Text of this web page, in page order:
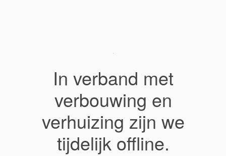
In verband met
verbouwing en
verhuizing zijn we
tijdelijk offline.